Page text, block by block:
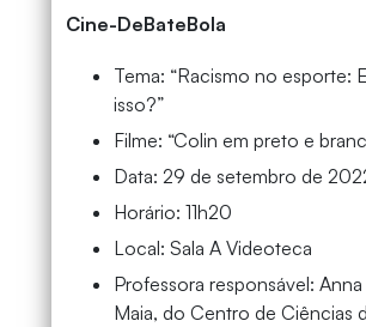
Cine-DeBateBola
Tema: “Racismo no esporte:
isso?”
Filme: “Colin em preto e
Data: 29 de setembro de
Horário: 11h20
Local: Sala A Videoteca
Professora responsável:
Maia, do Centro de Ciências